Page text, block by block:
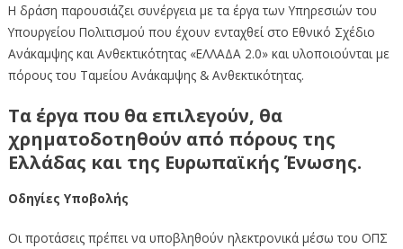
Η δράση παρουσιάζει συνέργεια με τα έργα των Υπηρεσιών του
Υπουργείου Πολιτισμού που έχουν ενταχθεί στο Εθνικό Σχέδιο
Ανάκαμψης και Ανθεκτικότητας «ΕΛΛΑΔΑ 2.0» και υλοποιούνται με
πόρους του Ταμείου Ανάκαμψης & Ανθεκτικότητας.
Τα έργα που θα επιλεγούν, θα
χρηματοδοτηθούν από πόρους της
Ελλάδας και της Ευρωπαϊκής Ένωσης.
Οδηγίες Υποβολής
Οι προτάσεις πρέπει να υποβληθούν ηλεκτρονικά μέσω του ΟΠΣ